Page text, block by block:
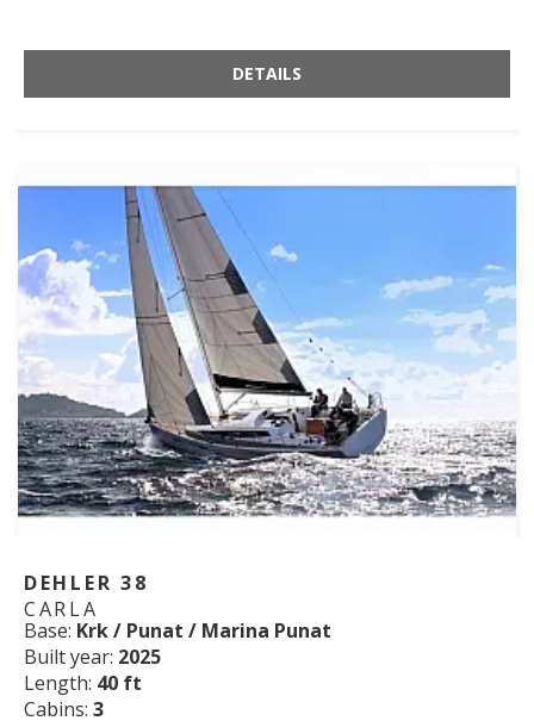
DETAILS
DEHLER 38
CARLA
Base: Krk / Punat / Marina Punat
Built year: 2025
Length: 40 ft
Cabins: 3